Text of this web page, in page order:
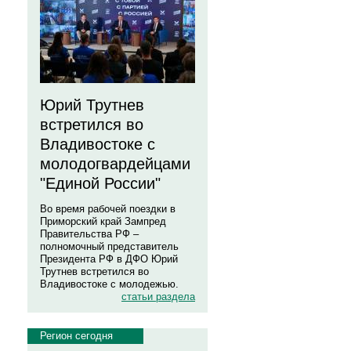
Юрий Трутнев
встретился во
Владивостоке с
молодогвардейцами
"Единой России"
Во время рабочей поездки в
Приморский край Зампред
Правительства РФ –
полномочный представитель
Президента РФ в ДФО Юрий
Трутнев встретился во
Владивостоке с молодежью.
статьи раздела
Регион сегодня